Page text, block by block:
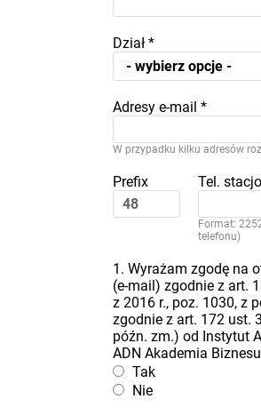
Dział *
Adresy e-mail *
W przypadku kilku adresów
Prefix Tel.
Format:
telefonu)
1. Wyrażam zgodę na
(e-mail) zgodnie z art.
z 2016 r., poz. 1030, z
zgodnie z art. 172 ust.
późn. zm.) od Instytut
ADN Akademia
Tak
Nie